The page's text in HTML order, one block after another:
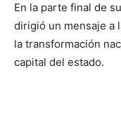
En la parte final de
dirigió un mensaje a
la transformación
capital del estado.